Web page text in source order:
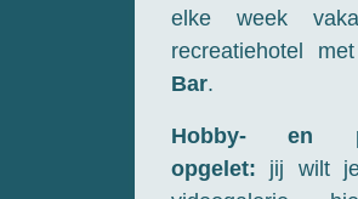
elke week
recreatiehotel
Bar.
Hobby- en
opgelet: jij wilt